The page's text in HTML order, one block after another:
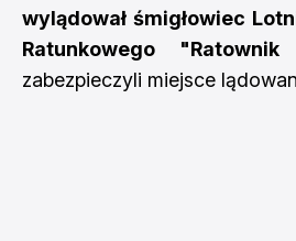
wylądował śmigłowiec
Ratunkowego
zabezpieczyli miejsce